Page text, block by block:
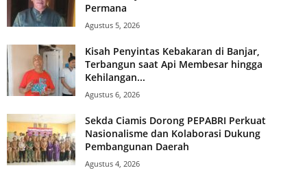
Permana
Agustus 5, 2026
Kisah Penyintas Kebakaran di Banjar,
Terbangun saat Api Membesar hingga
Kehilangan...
Agustus 6, 2026
Sekda Ciamis Dorong PEPABRI Perkuat
Nasionalisme dan Kolaborasi Dukung
Pembangunan Daerah
Agustus 4, 2026